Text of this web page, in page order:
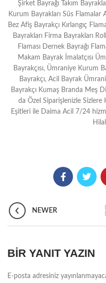
Şirket Bayrağı Takım
Kurum Bayrakları Süs Flamalar
Bez Afiş Bayrakçı Kırlangıç
Bayrakları Firma Bayrakları
Flaması Dernek Bayrağı
Makam Bayrak İmalatçısı
Bayrakçısı, Ümraniye Kurum
Bayrakçı, Acil Bayrak
Bayrakçı Kumaş Branda Meş
da Özel Siparişlenizle
Eşitleri ile Daima Acil 7/24
NEWER
BIR YANIT YAZIN
E-posta adresiniz